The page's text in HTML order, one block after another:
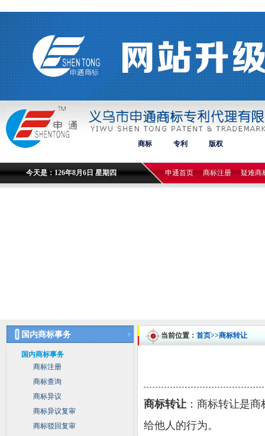
商标 专利 版权
今天是：126年8月6日 星期四 申通首页 商标注册 疑难商
当前位置： 首页>>商标转让
商标转让 ： 商标转让是商
给他人的行为。
国内商标事务
国内商标事务
商标注册
商标查询
商标异议
商标异议复审
商标驳回复审